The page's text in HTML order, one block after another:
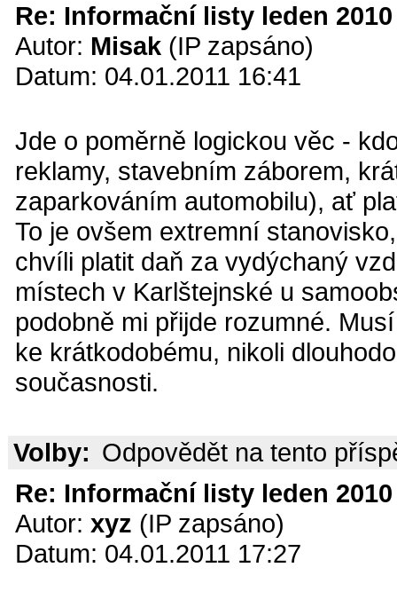
Re: Informační listy leden
Autor: Misak (IP zapsáno)
Datum: 04.01.2011 16:41
Jde o poměrně logickou věc -
reklamy, stavebním záborem,
zaparkováním automobilu), ať
To je ovšem extremní
chvíli platit daň za vydýchaný
místech v Karlštejnské u
podobně mi přijde rozumné.
ke krátkodobému, nikoli
současnosti.
Volby: Odpovědět na tento
Re: Informační listy leden
Autor: xyz (IP zapsáno)
Datum: 04.01.2011 17:27